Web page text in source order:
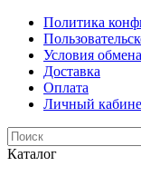
Политика
Условия
Доставка
Оплата
Личный
Каталог